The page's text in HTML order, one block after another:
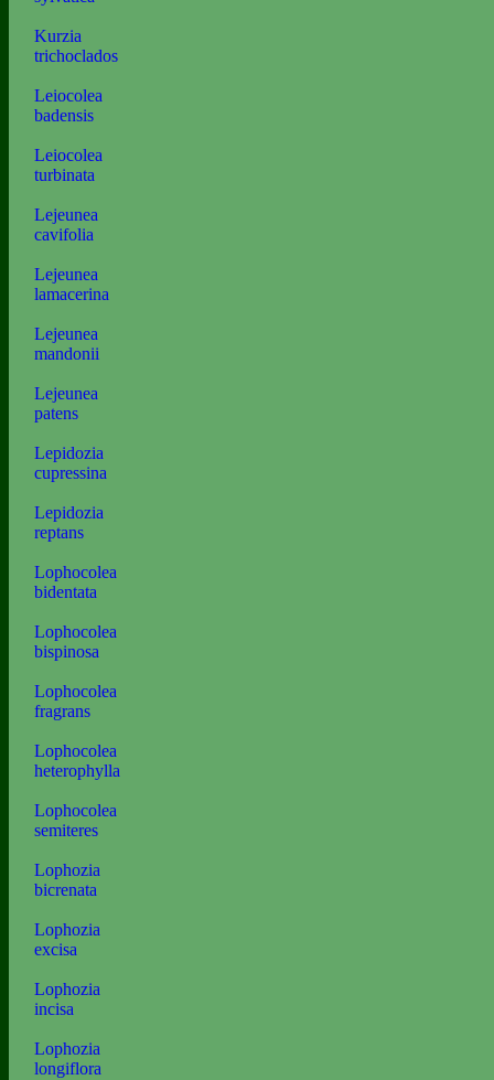
Kurzia
trichoclados
Leiocolea
badensis
Leiocolea
turbinata
Lejeunea
cavifolia
Lejeunea
lamacerina
Lejeunea
mandonii
Lejeunea
patens
Lepidozia
cupressina
Lepidozia
reptans
Lophocolea
bidentata
Lophocolea
bispinosa
Lophocolea
fragrans
Lophocolea
heterophylla
Lophocolea
semiteres
Lophozia
bicrenata
Lophozia
excisa
Lophozia
incisa
Lophozia
longiflora